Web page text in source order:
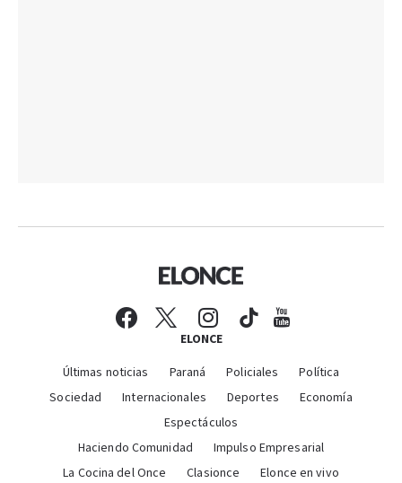
ELONCE
Últimas noticias Paraná Policiales
Política
Sociedad
Internacionales Deportes
Economía
Espectáculos
Haciendo Comunidad
Impulso Empresarial
La Cocina del Once
Clasionce Elonce en vivo